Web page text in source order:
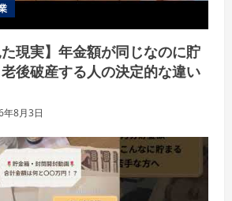
た現実】年金額が同じなのに貯
後破産する人の決定的な違い
年8月3日